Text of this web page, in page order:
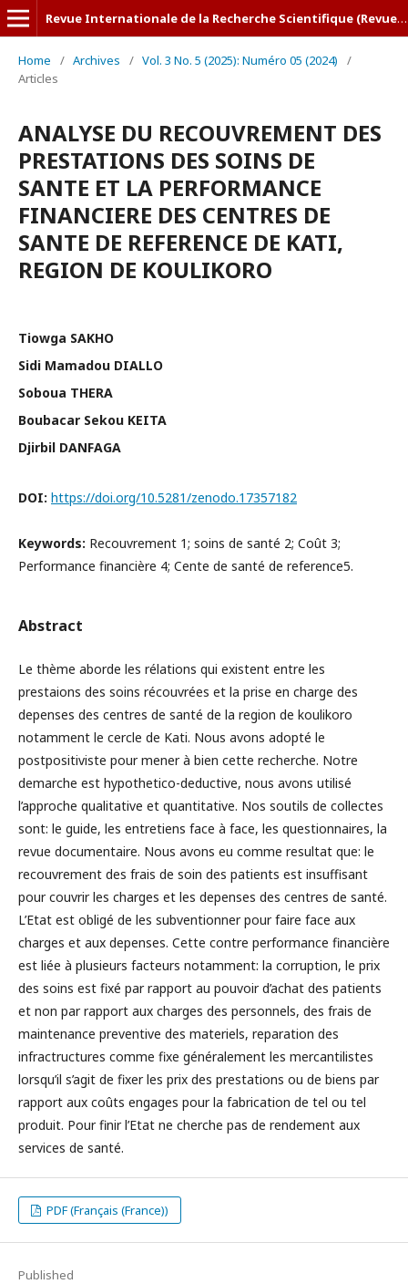
Revue Internationale de la Recherche Scientifique (Revue-IRS)
Home / Archives / Vol. 3 No. 5 (2025): Numéro 05 (2024)
/
Articles
ANALYSE DU RECOUVREMENT DES
PRESTATIONS DES SOINS DE
SANTE ET LA PERFORMANCE
FINANCIERE DES CENTRES DE
SANTE DE REFERENCE DE KATI,
REGION DE KOULIKORO
Tiowga SAKHO
Sidi Mamadou DIALLO
Soboua THERA
Boubacar Sekou KEITA
Djirbil DANFAGA
DOI: https://doi.org/10.5281/zenodo.17357182
Keywords: Recouvrement 1; soins de santé 2; Coût 3;
Performance financière 4; Cente de santé de reference5.
Abstract
Le thème aborde les rélations qui existent entre les
prestaions des soins récouvrées et la prise en charge des
depenses des centres de santé de la region de koulikoro
notamment le cercle de Kati. Nous avons adopté le
postpositiviste pour mener à bien cette recherche. Notre
demarche est hypothetico-deductive, nous avons utilisé
l’approche qualitative et quantitative. Nos soutils de collectes
sont: le guide, les entretiens face à face, les questionnaires, la
revue documentaire. Nous avons eu comme resultat que: le
recouvrement des frais de soin des patients est insuffisant
pour couvrir les charges et les depenses des centres de santé.
L’Etat est obligé de les subventionner pour faire face aux
charges et aux depenses. Cette contre performance financière
est liée à plusieurs facteurs notamment: la corruption, le prix
des soins est fixé par rapport au pouvoir d’achat des patients
et non par rapport aux charges des personnels, des frais de
maintenance preventive des materiels, reparation des
infractructures comme fixe généralement les mercantilistes
lorsqu’il s’agit de fixer les prix des prestations ou de biens par
rapport aux coûts engages pour la fabrication de tel ou tel
produit. Pour finir l’Etat ne cherche pas de rendement aux
services de santé.
PDF (Français (France))
Published